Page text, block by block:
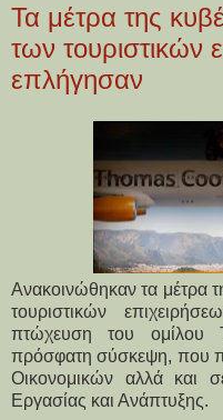
Τα μέτρα της
των τουριστικών
επλήγησαν
Aνακοινώθηκαν τα μέτρα
τουριστικών
πτώχευση του
πρόσφατη σύσκεψη, που
Οικονομικών αλλά και
Εργασίας και Ανάπτυξης.